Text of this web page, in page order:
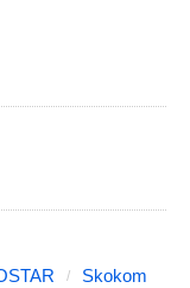
Skokom